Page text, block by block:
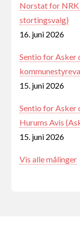
Norstat for NRK
stortingsvalg)
16. juni 2026
Sentio for
15. juni 2026
Sentio for Asker
Hurums Avis
15. juni 2026
Vis alle målinger